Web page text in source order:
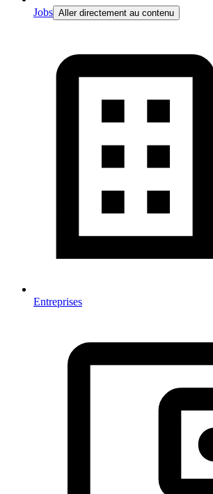
Jobs Aller directement au contenu
Entreprises